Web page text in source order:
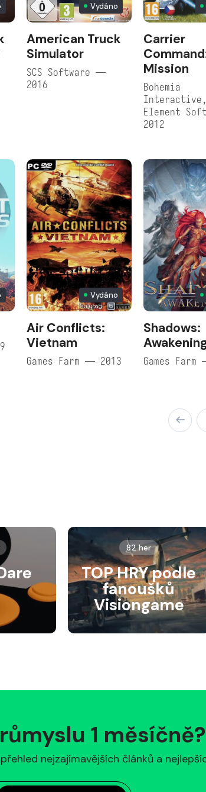
Vydáno
American Truck
Simulator
SCS Software —
2016
Carrier
Mission
Bohemia
Element
2012
Vydáno
Air Conflicts:
Vietnam
Games Farm — 2013
Shadows:
Games
82 her
TOP HRY podle
fanoušků
Visiongame
1 měsíčně?
nejzajímavějších článků a